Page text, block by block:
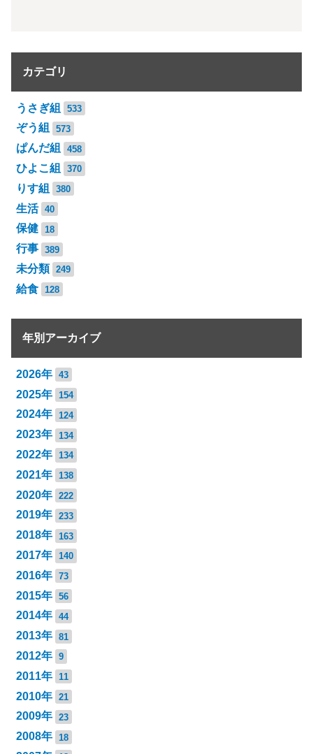
カテゴリ
うさぎ組 533
ぞう組 573
ぱんだ組 458
ひよこ組 370
りす組 380
生活 40
保健 18
行事 389
未分類 249
給食 128
年別アーカイブ
2026年 43
2025年 154
2024年 124
2023年 134
2022年 134
2021年 138
2020年 222
2019年 233
2018年 163
2017年 140
2016年 73
2015年 56
2014年 44
2013年 81
2012年 9
2011年 11
2010年 21
2009年 23
2008年 18